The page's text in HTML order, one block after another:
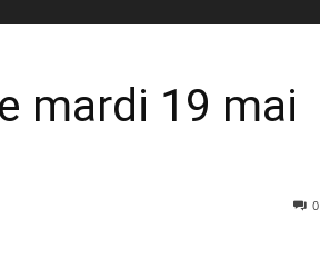
mardi 19 mai
0